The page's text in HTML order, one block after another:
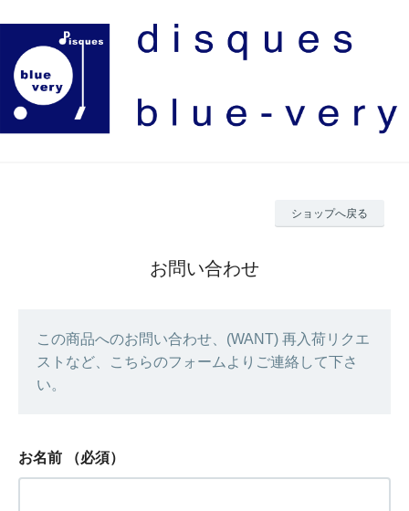
ショップへ戻る
お問い合わせ
この商品へのお問い合わせ、(WANT) 再入荷リクエ
ストなど、こちらのフォームよりご連絡して下さ
い。
お名前 （必須）